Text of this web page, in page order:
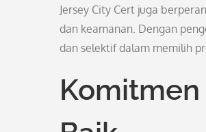
Jersey City Cert juga
dan keamanan. Dengan
dan selektif dalam memilih